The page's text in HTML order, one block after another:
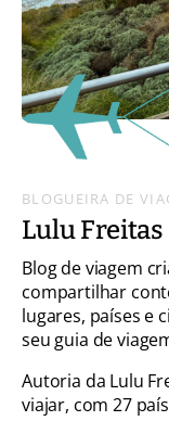
BLOGUEIRA DE
Lulu Freitas
Blog de viagem
compartilhar
lugares, países e
seu guia de
Autoria da Lulu
viajar, com 27